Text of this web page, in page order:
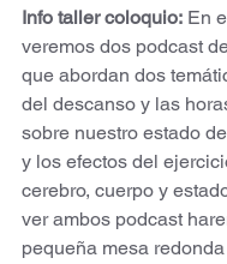
Info taller coloquio: En
veremos dos podcast
que abordan dos
del descanso y las
sobre nuestro estado
y los efectos del
cerebro, cuerpo y
ver ambos podcast
pequeña mesa